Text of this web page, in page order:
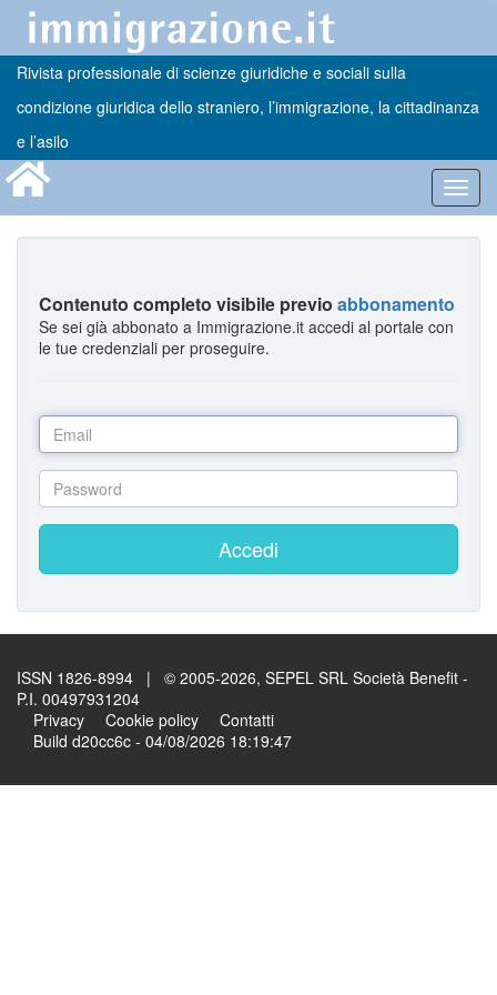
Rivista professionale di scienze giuridiche e sociali sulla
condizione giuridica dello straniero, l’immigrazione, la cittadinanza
e l’asilo
Contenuto completo visibile previo abbonamento
Se sei già abbonato a Immigrazione.it accedi al portale con
le tue credenziali per proseguire.
Accedi
ISSN 1826-8994 | © 2005-2026, SEPEL SRL Società Benefit -
P.I. 00497931204
Privacy
Cookie policy
Contatti
Build d20cc6c - 04/08/2026 18:19:47